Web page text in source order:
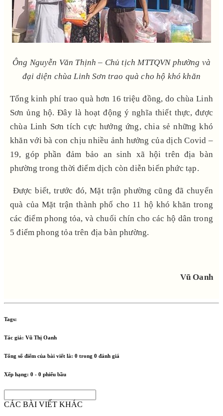
Ông Nguyễn Văn Thịnh – Chủ tịch MTTQVN phường và
đại diện chùa Linh Sơn trao quà cho hộ khó khăn
Tổng kinh phí trao quà hơn 16 triệu đồng, do chùa Linh
Sơn ủng hộ. Đây là hoạt động ý nghĩa thiết thực, được
chùa Linh Sơn tích cực hưởng ứng, chia sẻ những khó
khăn với bà con chịu nhiều ảnh hưởng của dịch Covid –
19, góp phần đảm bảo an sinh xã hội trên địa bàn
phường trong thời điểm dịch còn diễn biến phức tạp.
Được biết, trước đó, Mặt trận phường cũng đã chuyển
quà của Mặt trận thành phố cho 11 hộ khó khăn trong
các điểm phong tỏa, và chuối chín cho các hộ dân trong
5 điểm phong tỏa trên địa bàn phường.
Vũ Oanh
Tags:
Tác giả: Vũ Thị Oanh
Tổng số điểm của bài viết là: 0 trong 0 đánh giá
Xếp hạng: 0 - 0 phiếu bầu
CÁC BÀI VIẾT KHÁC